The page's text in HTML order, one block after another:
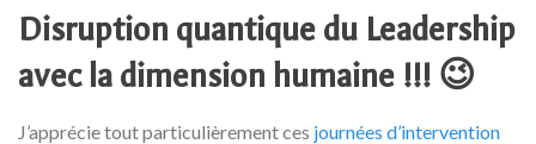
Disruption quantique du Leadership
avec la dimension humaine !!! 😉
J’apprécie tout particulièrement ces journées d’intervention